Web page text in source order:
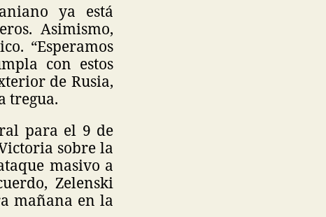
ya está
Asimismo,
“Esperamos
con estos
de Rusia,
tregua.
para el 9 de
sobre la
masivo a
Zelenski
mañana en la